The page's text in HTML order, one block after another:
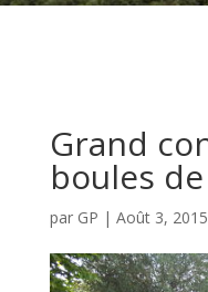
Grand
boules de
par GP | Août 3, 2015